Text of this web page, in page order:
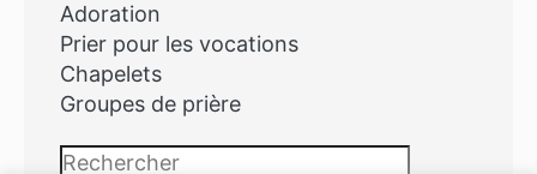
Adoration
Prier pour les vocations
Chapelets
Groupes de prière